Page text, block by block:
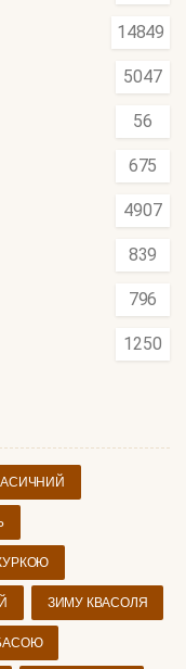
14849
5047
56
675
4907
839
796
1250
ЗИМУ КВАСОЛЯ